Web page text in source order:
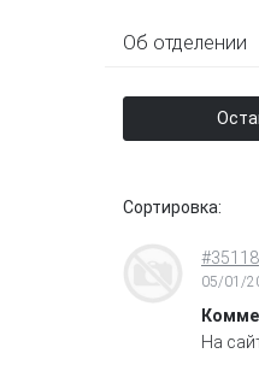
Об отделении
Сортировка:
#35118
05/01/
На